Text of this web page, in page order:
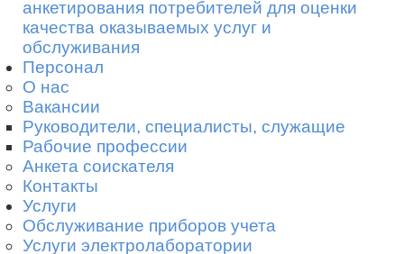
анкетирования потребителей для оценки
качества оказываемых услуг и
обслуживания
Персонал
О нас
Вакансии
Руководители, специалисты, служащие
Рабочие профессии
Анкета соискателя
Контакты
Услуги
Обслуживание приборов учета
Услуги электролаборатории